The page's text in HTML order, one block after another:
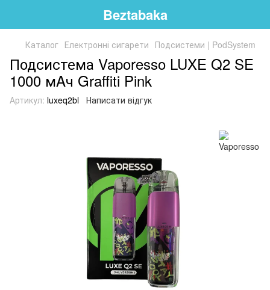
Beztabaka
Каталог Електронні сигарети Подсистеми | PodSystem
Подсистема Vaporesso LUXE Q2 SE
1000 мAч Graffiti Pink
Артикул: luxeq2bl Написати відгук